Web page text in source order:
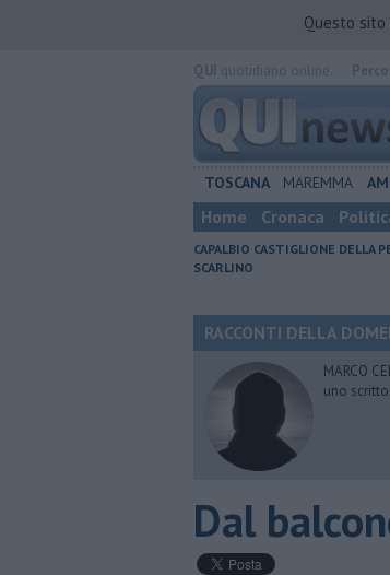
Questo
TOSCANA MAREMMA
Home Cronaca
CAPALBIO CASTIGLIONE DELLA
SCARLINO
RACCONTI DELLA
MARCO
uno
Dal